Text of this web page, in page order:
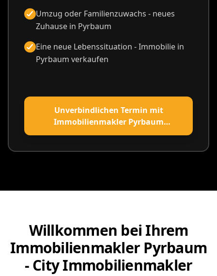
Umzug oder Familienzuwachs - neues
Zuhause in Pyrbaum
Eine neue Lebenssituation - Immobilie in
Pyrbaum verkaufen
Unverbindlichen Termin mit
Immobilienmakler Pyrbaum
vereinbaren
Willkommen bei Ihrem
Immobilienmakler Pyrbaum
- City Immobilienmakler